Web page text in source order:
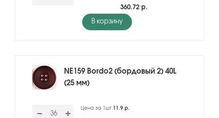
360.72 р.
В корзину
NE159 Bordo2 (бордовый 2) 40L
(25 мм)
Цена за 1шт 11.9 р.